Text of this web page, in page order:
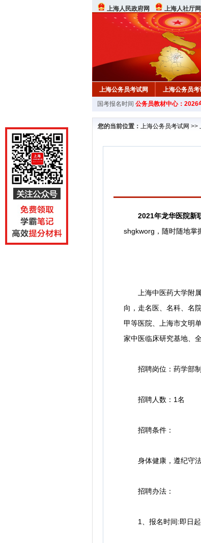
上海人民政府网 上海人社厅网
上海公务员考试网 上海公务员考
行测真题 在线咨询 教材中心
国考报名时间 公务员教材中心：2026
您的当前位置： 上海公务员考试网 >>
2021年龙华医院新
shgkworg， 随时随地掌
上海中医药大学附属
向，走名医、名科、名
甲等医院、上海市文明
家中医临床研究基地、
招聘岗位：药学部制
招聘人数：1名
招聘条件：
身体健康，遵纪守法
招聘办法：
1、报名时间:即日起